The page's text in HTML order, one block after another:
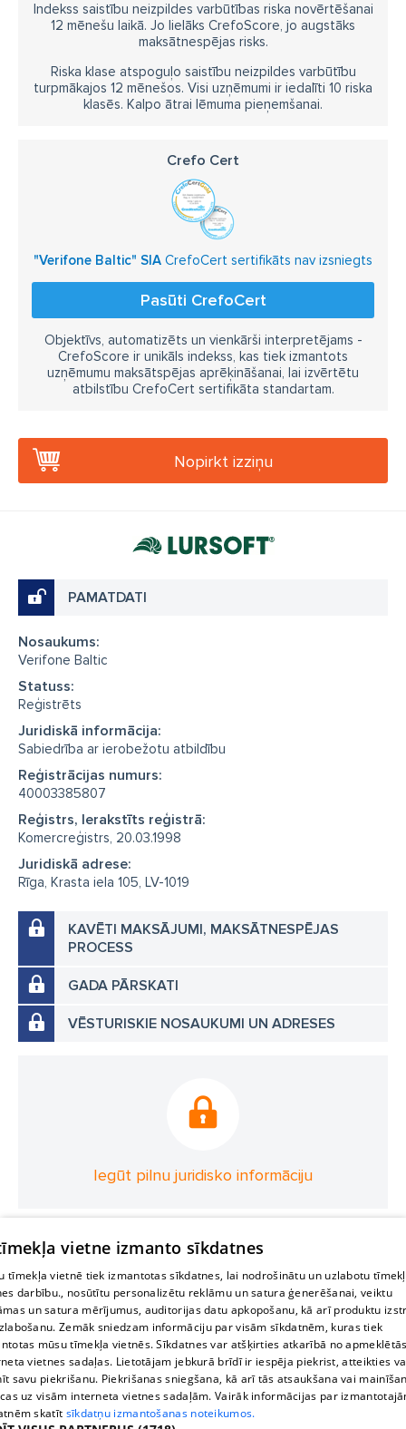
Indekss saistību neizpildes varbūtības riska novērtēšanai
12 mēnešu laikā. Jo lielāks CrefoScore, jo augstāks
maksātnespējas risks.
Riska klase atspoguļo saistību neizpildes varbūtību
turpmākajos 12 mēnešos. Visi uzņēmumi ir iedalīti 10 riska
klasēs. Kalpo ātrai lēmuma pieņemšanai.
Crefo Cert
"Verifone Baltic" SIA CrefoCert sertifikāts nav izsniegts
Pasūti CrefoCert
Objektīvs, automatizēts un vienkārši interpretējams -
CrefoScore ir unikāls indekss, kas tiek izmantots
uzņēmumu maksātspējas aprēķināšanai, lai izvērtētu
atbilstību CrefoCert sertifikāta standartam.
Nopirkt izziņu
PAMATDATI
Nosaukums:
Verifone Baltic
Statuss:
Reģistrēts
Juridiskā informācija:
Sabiedrība ar ierobežotu atbildību
Reģistrācijas numurs:
40003385807
Reģistrs, Ierakstīts reģistrā:
Komercreģistrs, 20.03.1998
Juridiskā adrese:
Rīga, Krasta iela 105, LV-1019
KAVĒTI MAKSĀJUMI, MAKSĀTNESPĒJAS
PROCESS
GADA PĀRSKATI
VĒSTURISKIE NOSAUKUMI UN ADRESES
Iegūt pilnu juridisko informāciju
vietne izmanto sīkdatnes
tīmekļa vietnē tiek izmantotas sīkdatnes, lai nodrošinātu un uzlabotu
darbību., nosūtītu personalizētu reklāmu un satura ģenerēšanai, veiktu
un satura mērījumus, auditorijas datu apkopošanu, kā arī produktu
Zemāk sniedzam informāciju par visām sīkdatnēm, kuras tiek
mūsu tīmekļa vietnēs. Sīkdatnes var atšķirties atkarībā no
vietnes sadaļas. Lietotājam jebkurā brīdī ir iespēja piekrist, atteikties
savu piekrišanu. Piekrišanas sniegšana, kā arī tās atsaukšana vai
uz visām interneta vietnes sadaļām. Vairāk informācijas par
skatīt sīkdatņu izmantošanas noteikumos.